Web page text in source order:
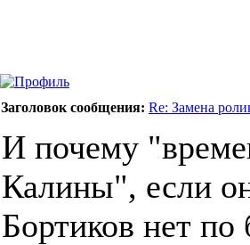
Заголовок сообщения: Re: Замена
И почему
Калины", если
Бортиков нет по